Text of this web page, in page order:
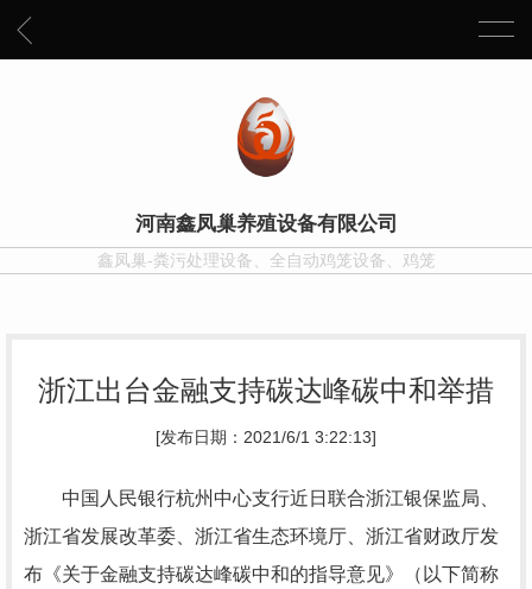
河南鑫凤巢养殖设备有限公司
鑫凤巢-粪污处理设备、全自动鸡笼设备、鸡笼
浙江出台金融支持碳达峰碳中和举措
[发布日期：2021/6/1 3:22:13]
中国人民银行杭州中心支行近日联合浙江银保监局、
浙江省发展改革委、浙江省生态环境厅、浙江省财政厅发
布《关于金融支持碳达峰碳中和的指导意见》（以下简称